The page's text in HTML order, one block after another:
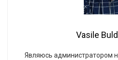
Vasile
Являюсь администратором